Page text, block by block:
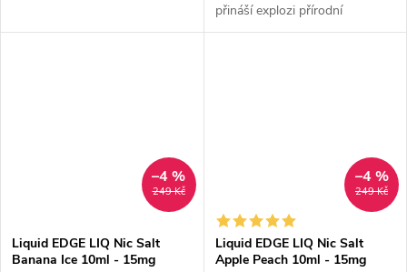
přináší explozi přírodní
sladkosti a svěžesti v každém
249 Kč
–4 %
Liquid EDGE LIQ Nic Salt
Banana Ice 10ml - 15mg
249 Kč
–4 %
Liquid EDGE LIQ Nic Salt
Apple Peach 10ml - 15mg